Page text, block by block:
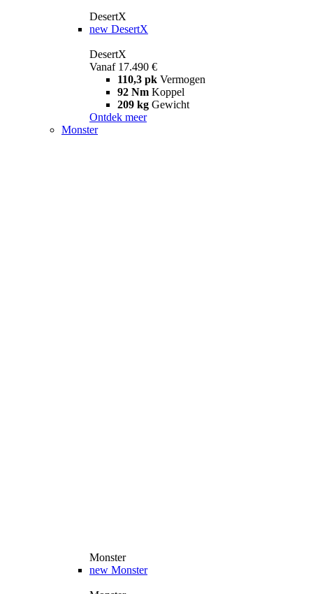
DesertX
new DesertX
DesertX
Vanaf 17.490 €
110,3 pk Vermogen
92 Nm Koppel
209 kg Gewicht
Ontdek meer
Monster
Monster
new Monster